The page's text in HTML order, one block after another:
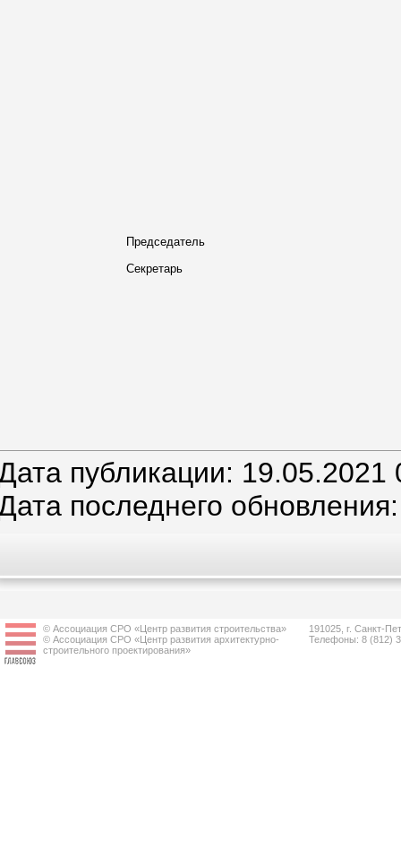
Председатель
Секретарь
публикации: 19.05.2021
последнего
© Ассоциация СРО «Центр развития строительства»
© Ассоциация СРО «Центр развития архитектурно-
строительного проектирования»
191025, г. Санкт-
Телефоны: 8 (812)